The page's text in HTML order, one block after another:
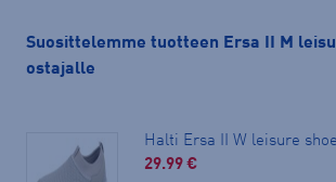
Suosittelemme tuotteen Ersa II M
ostajalle
Halti Ersa II W leisure shoe
29.99 €